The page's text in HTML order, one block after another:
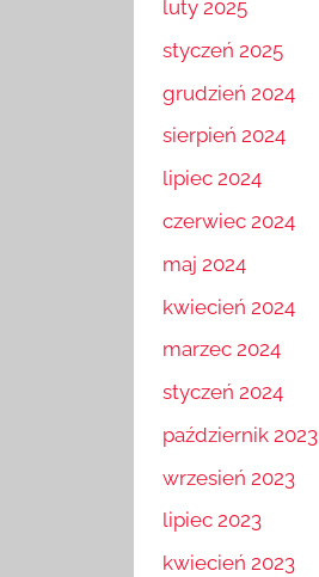
luty 2025
styczeń 2025
grudzień 2024
sierpień 2024
lipiec 2024
czerwiec 2024
maj 2024
kwiecień 2024
marzec 2024
styczeń 2024
październik 2023
wrzesień 2023
lipiec 2023
kwiecień 2023